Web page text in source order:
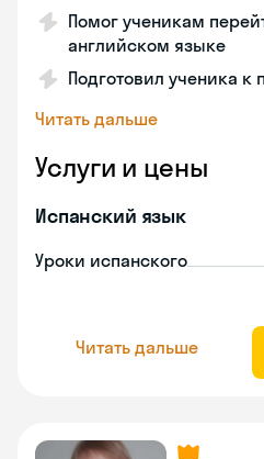
Помог ученикам
английском языке
Подготовил ученика
Читать дальше
Услуги и цены
Испанский язык
Уроки испанского
Читать дальше